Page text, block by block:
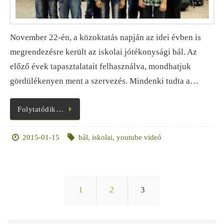
November 22-én, a közoktatás napján az idei évben is
megrendezésre került az iskolai jótékonysági bál. Az
előző évek tapasztalatait felhasználva, mondhatjuk
gördülékenyen ment a szervezés. Mindenki tudta a…
Folytatódik…
2015-01-15 bál, iskolai, youtube videó
1 2 3